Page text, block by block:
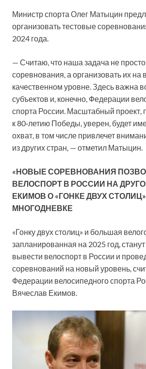
Министр спорта Олег Матыцин
организовать тестовые
2024 года.
— Считаю, что наша задача не
соревнования, а организовать их на
качественном уровне. Здесь важна
субъектов и, конечно, Федерации
спорта России. Масштабный проект,
к 80‑летию Победы, уверен, будет
охват, в том числе привлечет
из других стран, — отметил Матыцин.
«НОВЫЕ СОРЕВНОВАНИЯ
ВЕЛОСПОРТ В РОССИИ НА
ЕКИМОВ О «ГОНКЕ ДВУХ
МНОГОДНЕВКЕ
«Гонку двух столиц» и большая
запланированная на 2025 год,
вывести велоспорт в России и
соревнований на новый уровень,
Федерации велосипедного спорта
Вячеслав Екимов.